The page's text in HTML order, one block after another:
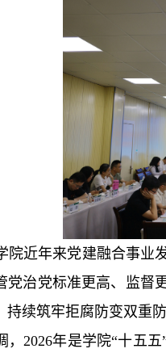
院近年来党建融合事业
党治党标准更高、监督
持续筑牢拒腐防变双重
，2026年是学院“十五